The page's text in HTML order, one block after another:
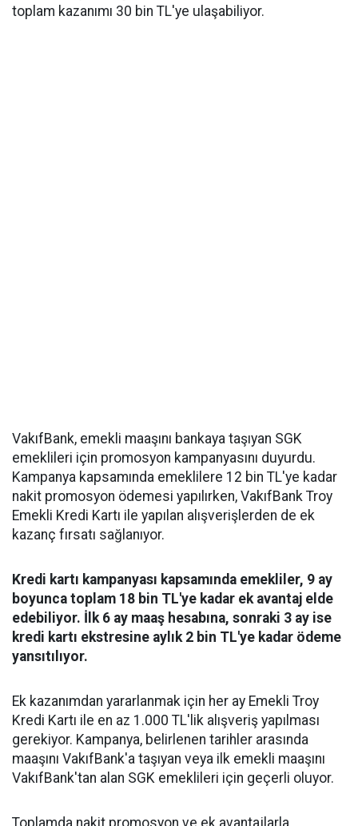
toplam kazanımı 30 bin TL'ye ulaşabiliyor.
VakıfBank, emekli maaşını bankaya taşıyan SGK
emeklileri için promosyon kampanyasını duyurdu.
Kampanya kapsamında emeklilere 12 bin TL'ye kadar
nakit promosyon ödemesi yapılırken, VakıfBank Troy
Emekli Kredi Kartı ile yapılan alışverişlerden de ek
kazanç fırsatı sağlanıyor.
Kredi kartı kampanyası kapsamında emekliler, 9 ay
boyunca toplam 18 bin TL'ye kadar ek avantaj elde
edebiliyor. İlk 6 ay maaş hesabına, sonraki 3 ay ise
kredi kartı ekstresine aylık 2 bin TL'ye kadar ödeme
yansıtılıyor.
Ek kazanımdan yararlanmak için her ay Emekli Troy
Kredi Kartı ile en az 1.000 TL'lik alışveriş yapılması
gerekiyor. Kampanya, belirlenen tarihler arasında
maaşını VakıfBank'a taşıyan veya ilk emekli maaşını
VakıfBank'tan alan SGK emeklileri için geçerli oluyor.
Toplamda nakit promosyon ve ek avantajlarla